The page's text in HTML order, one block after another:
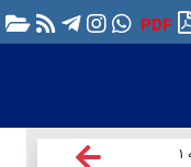
PDF